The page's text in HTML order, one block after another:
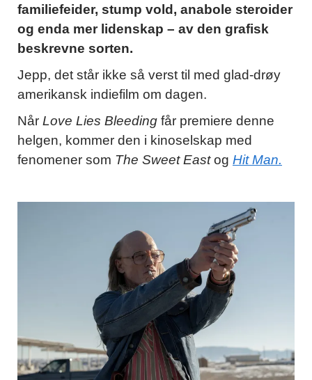
familiefeider, stump vold, anabole steroider
og enda mer lidenskap – av den grafisk
beskrevne sorten.
Jepp, det står ikke så verst til med glad-drøy
amerikansk indiefilm om dagen.
Når Love Lies Bleeding får premiere denne
helgen, kommer den i kinoselskap med
fenomener som The Sweet Eastog Hit Man.